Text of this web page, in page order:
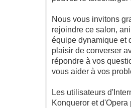
Nous vous invitons
rejoindre ce salon,
équipe dynamique et
plaisir de converser
répondre à vos
vous aider à vos
Les utilisateurs
Konqueror et